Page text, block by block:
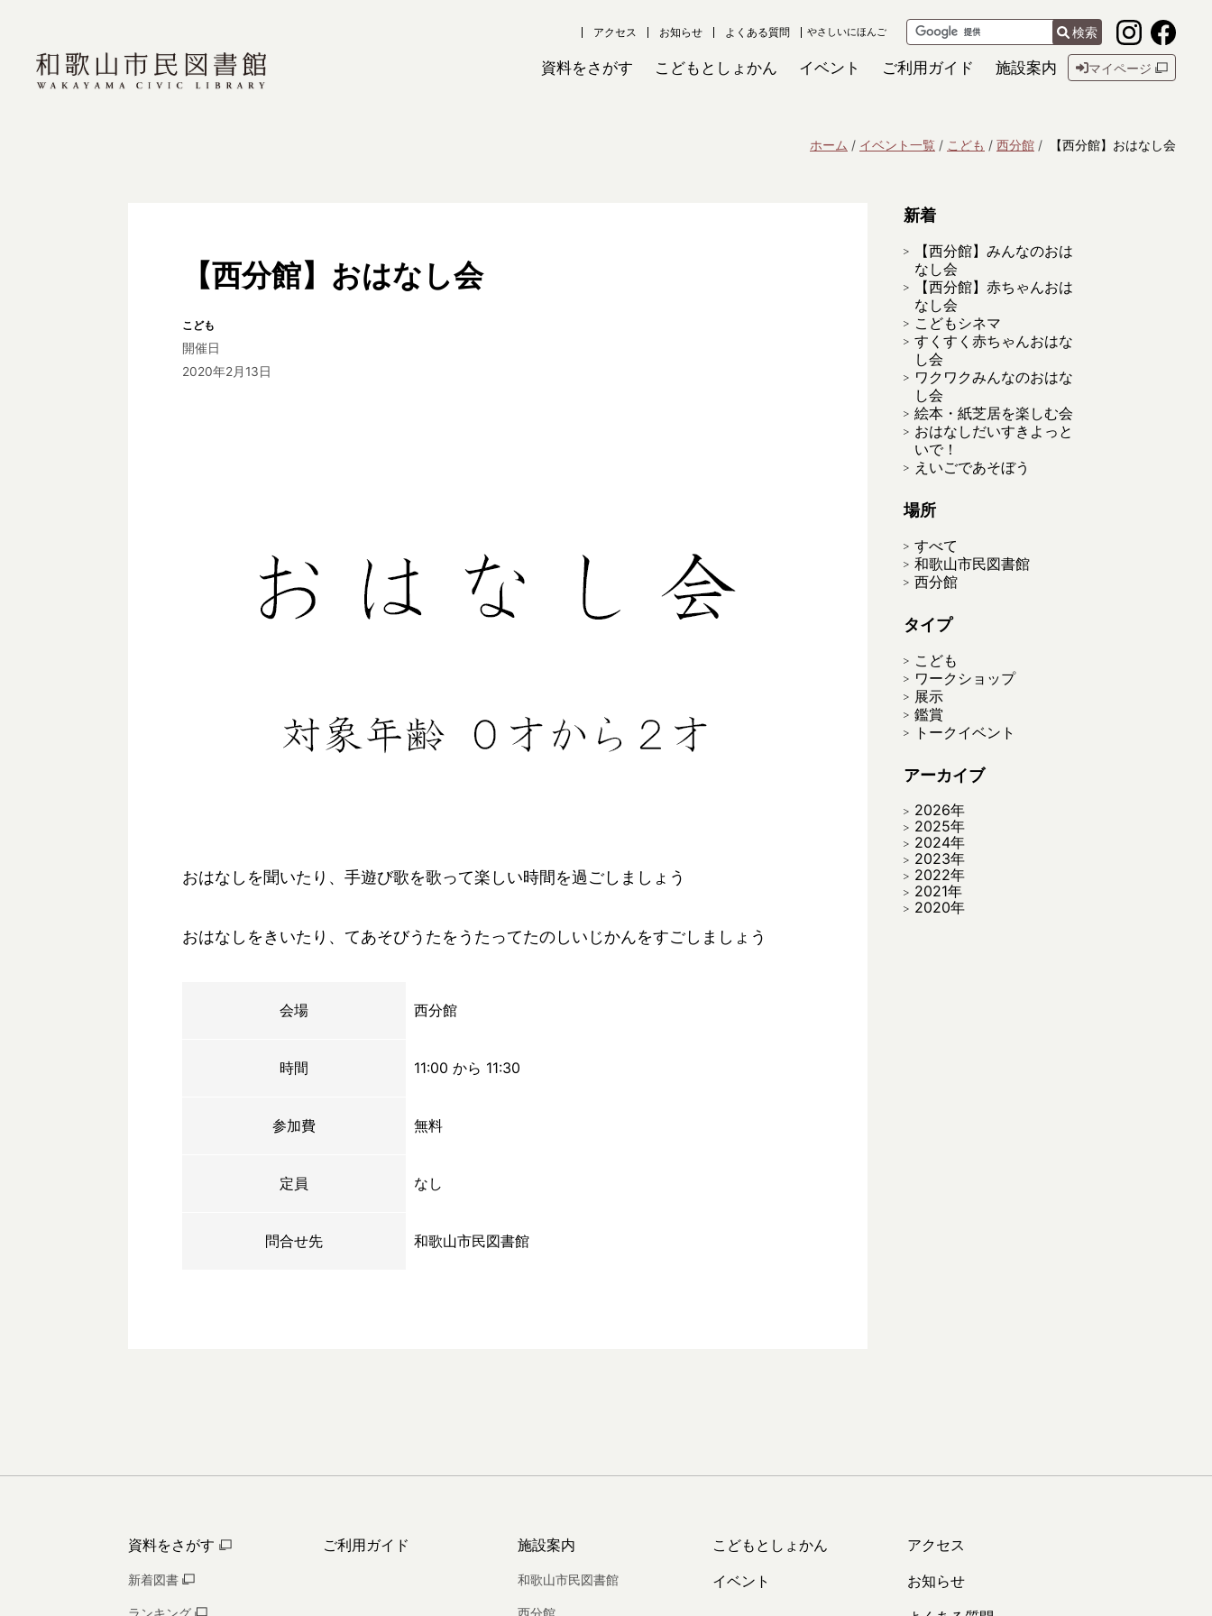
アクセス お知らせ よくある質問 やさしいにほんご 検索
資料をさがす こどもとしょかん イベント ご利用ガイド 施設案内 マイページ
ホーム イベント一覧 こども 西分館 【西分館】おはなし会
【西分館】おはなし会
こども
開催日
2020年2月13日
おはなしを聞いたり、手遊び歌を歌って楽しい時間を過ごしましょう
おはなしをきいたり、てあそびうたをうたってたのしいじかんをすごしましょう
会場 西分館
時間 11:00 から 11:30
参加費 無料
定員 なし
問合せ先 和歌山市民図書館
新着
【西分館】みんなのおは
なし会
【西分館】赤ちゃんおは
なし会
こどもシネマ
すくすく赤ちゃんおはな
し会
ワクワクみんなのおはな
し会
絵本・紙芝居を楽しむ会
おはなしだいすきよっと
いで！
えいごであそぼう
場所
すべて
和歌山市民図書館
西分館
タイプ
こども
ワークショップ
展示
鑑賞
トークイベント
アーカイブ
2026年
2025年
2024年
2023年
2022年
2021年
2020年
資料をさがす
新着図書
ランキング
ご利用ガイド 施設案内
和歌山市民図書館
西分館
こどもとしょかん
イベント
アクセス
お知らせ